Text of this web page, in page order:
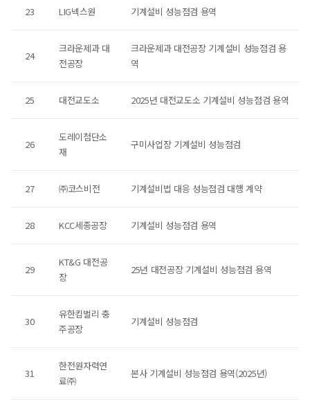
23 LIG넥스원 기계설비 성능점검 용역
24
크라운제과 대
전공장
크라운제과 대전공장 기계설비 성능점검 용
역
25 대전교도소 2025년 대전교도소 기계설비 성능점검 용역
26
도레이첨단소
재
구미사업장 기계설비 성능점검
27 ㈜코스비전 기계설비법 대응 성능점검 대행 계약
28 KCC세종공장 기계설비 성능점검 용역
29
KT&G 대전공
장
25년 대전공장 기계설비 성능점검 용역
30
유한킴벌리 충
주공장
기계설비 성능점검
31
한전원자력연
료㈜
본사 기계설비 성능점검 용역(2025년)